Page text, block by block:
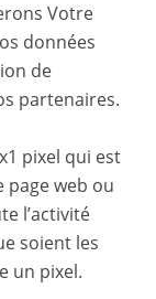
Votre
données
de
partenaires.
pixel qui est
page web ou
l’activité
soient les
un pixel.